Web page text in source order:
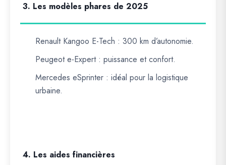
3. Les modèles phares de 2025
Renault Kangoo E-Tech : 300 km d’autonomie.
Peugeot e-Expert : puissance et confort.
Mercedes eSprinter : idéal pour la logistique
urbaine.
4. Les aides financières